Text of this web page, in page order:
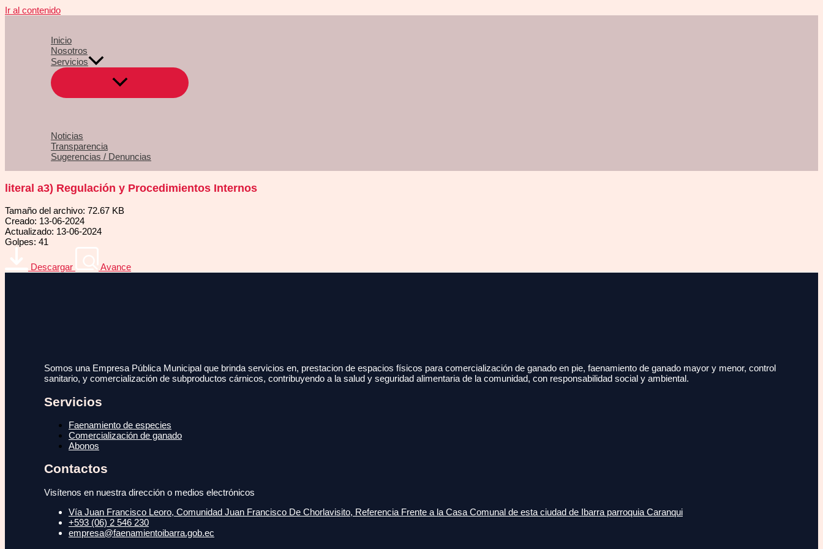
Ir al contenido
Inicio
Nosotros
Servicios
Noticias
Transparencia
Sugerencias / Denuncias
literal a3) Regulación y Procedimientos Internos
Tamaño del archivo: 72.67 KB
Creado: 13-06-2024
Actualizado: 13-06-2024
Golpes: 41
Descargar Avance
Somos una Empresa Pública Municipal que brinda servicios en, prestacion de espacios físicos para comercialización de ganado en pie, faenamiento de ganado mayor y menor, control
sanitario, y comercialización de subproductos cárnicos, contribuyendo a la salud y seguridad alimentaria de la comunidad, con responsabilidad social y ambiental.
Servicios
Faenamiento de especies
Comercialización de ganado
Abonos
Contactos
Visítenos en nuestra dirección o medios electrónicos
Vía Juan Francisco Leoro, Comunidad Juan Francisco De Chorlavisito, Referencia Frente a la Casa Comunal de esta ciudad de Ibarra parroquia Caranqui
+593 (06) 2 546 230
empresa@faenamientoibarra.gob.ec